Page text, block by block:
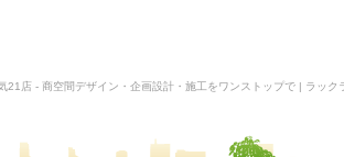
21店 - 商空間デザイン・企画設計・施工をワンストップで | ラッ